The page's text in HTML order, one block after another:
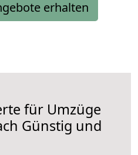
erhalten
für Umzüge
Günstig und